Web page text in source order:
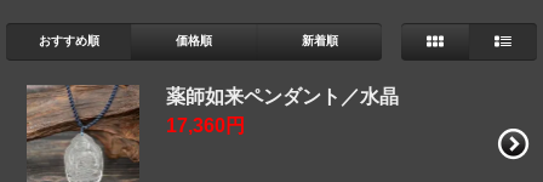
おすすめ順 価格順 新着順
薬師如来ペンダント／水晶
17,360円